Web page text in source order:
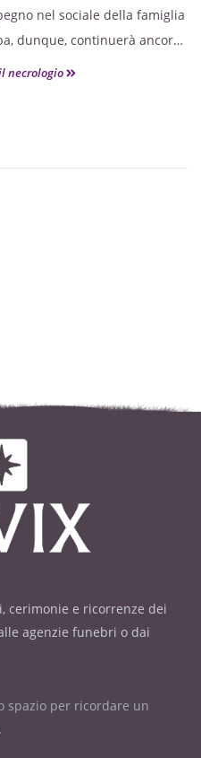
nel sociale della famiglia
dunque, continuerà ancora
nel solco degli
presso la parrocchia del
necrologio
cerimonie e ricorrenze dei
agenzie funebri o dai
spazio per ricordare un